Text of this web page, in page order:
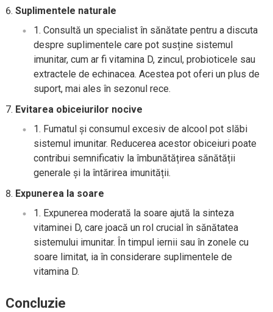
Suplimentele naturale
Consultă un specialist în sănătate pentru a discuta
despre suplimentele care pot susține sistemul
imunitar, cum ar fi vitamina D, zincul, probioticele sau
extractele de echinacea. Acestea pot oferi un plus de
suport, mai ales în sezonul rece.
Evitarea obiceiurilor nocive
Fumatul și consumul excesiv de alcool pot slăbi
sistemul imunitar. Reducerea acestor obiceiuri poate
contribui semnificativ la îmbunătățirea sănătății
generale și la întărirea imunității.
Expunerea la soare
Expunerea moderată la soare ajută la sinteza
vitaminei D, care joacă un rol crucial în sănătatea
sistemului imunitar. În timpul iernii sau în zonele cu
soare limitat, ia în considerare suplimentele de
vitamina D.
Concluzie